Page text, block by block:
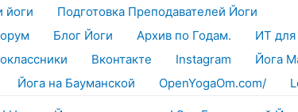
йоги
Подготовка Преподавателей Йоги
Блог Йоги Архив по Годам. ИТ для
Вконтакте Instagram Йога
Йога на Бауманской OpenYogaOm.com/